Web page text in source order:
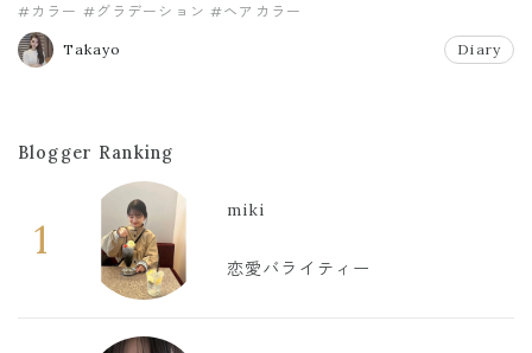
#カラー #グラデーション #ヘアカラー
Takayo Diary
Blogger Ranking
1
miki
恋愛バライティー